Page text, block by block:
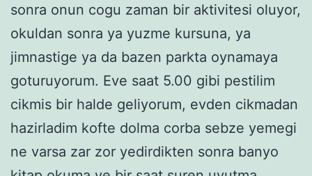
sonra onun cogu zaman bir aktivitesi oluyor,
okuldan sonra ya yuzme kursuna, ya
jimnastige ya da bazen parkta oynamaya
goturuyorum. Eve saat 5.00 gibi pestilim
cikmis bir halde geliyorum, evden cikmadan
hazirladim kofte dolma corba sebze yemegi
ne varsa zar zor yedirdikten sonra banyo